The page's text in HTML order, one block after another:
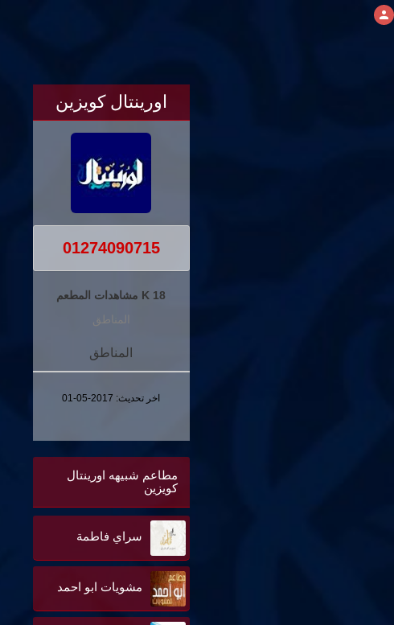
اورينتال كويزين
01274090715
18 K مشاهدات المطعم
المناطق
المناطق
اخر تحديث: 2017-05-01
مطاعم شبيهه اورينتال
كويزين
سراي فاطمة
مشويات ابو احمد